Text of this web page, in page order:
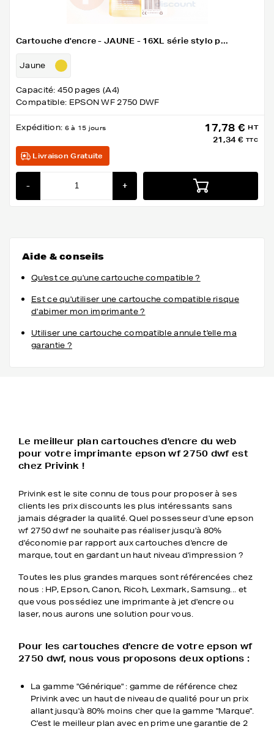
Cartouche d'encre - JAUNE - 16XL série stylo p...
Jaune
Capacité: 450 pages (A4)
Compatible: EPSON WF 2750 DWF
Expédition: 6 à 15 jours 17,78 € HT
21,34 € TTC
Livraison Gratuite
- +
Aide & conseils
Qu'est ce qu'une cartouche compatible ?
Est ce qu'utiliser une cartouche compatible risque
d'abimer mon imprimante ?
Utiliser une cartouche compatible annule t'elle ma
garantie ?
Le meilleur plan cartouches d'encre du web
pour votre imprimante epson wf 2750 dwf est
chez Privink !
Privink est le site connu de tous pour proposer à ses
clients les prix discounts les plus intéressants sans
jamais dégrader la qualité. Quel possesseur d'une epson
wf 2750 dwf ne souhaite pas réaliser jusqu'à 80%
d'économie par rapport aux cartouches d'encre de
marque, tout en gardant un haut niveau d'impression ?
Toutes les plus grandes marques sont référencées chez
nous : HP, Epson, Canon, Ricoh, Lexmark, Samsung... et
que vous possédiez une imprimante à jet d'encre ou
laser, nous aurons une solution pour vous.
Pour les cartouches d'encre de votre epson wf
2750 dwf, nous vous proposons deux options :
La gamme "Générique" : gamme de référence chez
Privink avec un haut de niveau de qualité pour un prix
allant jusqu'à 80% moins cher que la gamme "Marque".
C'est le meilleur plan avec en prime une garantie de 2